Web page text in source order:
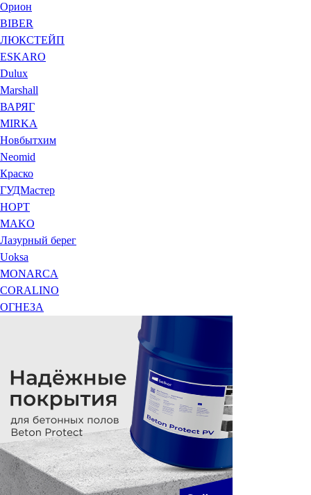
Орион
BIBER
ЛЮКСТЕЙП
ESKARO
Dulux
Marshall
ВАРЯГ
MIRKA
Новбытхим
Neomid
Краско
ГУДМастер
НОРТ
MAKO
Лазурный берег
Uoksa
MONARCA
CORALINO
ОГНЕЗА